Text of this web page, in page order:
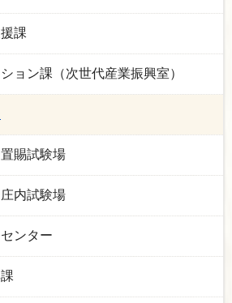
課
ョン課（次世代産業振興室）
賜試験場
内試験場
ンター